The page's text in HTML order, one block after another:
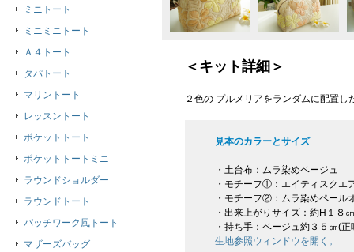
＜キット詳細＞
２色の プルメリアをランダムに配置
見本のカラーとサイズ
・土台布：ムラ染めベージュ
・モチーフ①：エイティスクエ
・モチーフ②：ムラ染めペール
・出来上がりサイズ：約H１８
・持ち手：ベージュ約３５㎝(
生地参照ウィンドウを開く。
ミニトート
ミニミニトート
Ａ４トート
タパトート
マリントート
レッスントート
ポケットトート
ポケットトートミニ
ラウンドショルダー
ラウンドトート
パッチワーク風トート
マザーズバッグ